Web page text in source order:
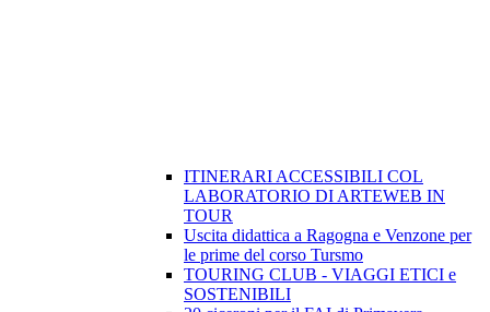
ITINERARI ACCESSIBILI COL
LABORATORIO DI ARTEWEB IN
TOUR
Uscita didattica a Ragogna e Venzone per
le prime del corso Tursmo
TOURING CLUB - VIAGGI ETICI e
SOSTENIBILI